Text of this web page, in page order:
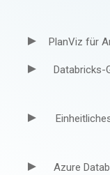
PlanViz für
Databricks-
Azure